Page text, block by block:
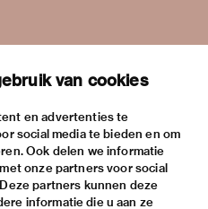
van cookies
en advertenties te
social media te bieden en om
Ook delen we informatie
onze partners voor social
partners kunnen deze
informatie die u aan ze